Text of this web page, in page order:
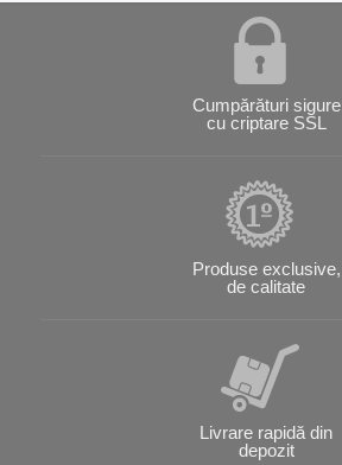
Cumpărături sigure
cu criptare SSL
Produse exclusive,
de calitate
Livrare rapidă din
depozit